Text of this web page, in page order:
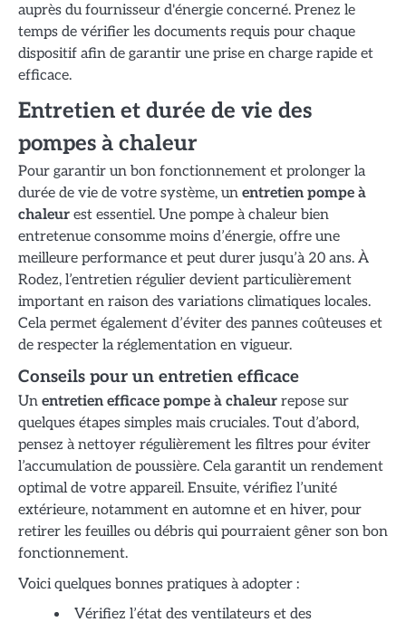
auprès du fournisseur d'énergie concerné. Prenez le
temps de vérifier les documents requis pour chaque
dispositif afin de garantir une prise en charge rapide et
efficace.
Entretien et durée de vie des
pompes à chaleur
Pour garantir un bon fonctionnement et prolonger la
durée de vie de votre système, un entretien pompe à
chaleur est essentiel. Une pompe à chaleur bien
entretenue consomme moins d’énergie, offre une
meilleure performance et peut durer jusqu’à 20 ans. À
Rodez, l’entretien régulier devient particulièrement
important en raison des variations climatiques locales.
Cela permet également d’éviter des pannes coûteuses et
de respecter la réglementation en vigueur.
Conseils pour un entretien efficace
Un entretien efficace pompe à chaleur repose sur
quelques étapes simples mais cruciales. Tout d’abord,
pensez à nettoyer régulièrement les filtres pour éviter
l’accumulation de poussière. Cela garantit un rendement
optimal de votre appareil. Ensuite, vérifiez l’unité
extérieure, notamment en automne et en hiver, pour
retirer les feuilles ou débris qui pourraient gêner son bon
fonctionnement.
Voici quelques bonnes pratiques à adopter :
Vérifiez l’état des ventilateurs et des